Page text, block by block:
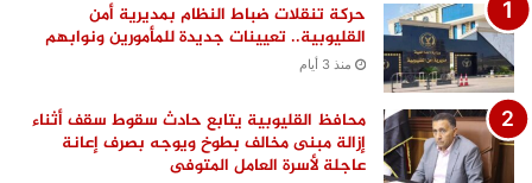
حركة تنقلات ضباط النظام بمديرية أمن
القليوبية.. تعيينات جديدة للمأمورين ونوابهم
منذ 3 أيام
محافظ القليوبية يتابع حادث سقوط سقف أثناء
إزالة مبنى مخالف بطوخ ويوجه بصرف إعانة
عاجلة لأسرة العامل المتوفى